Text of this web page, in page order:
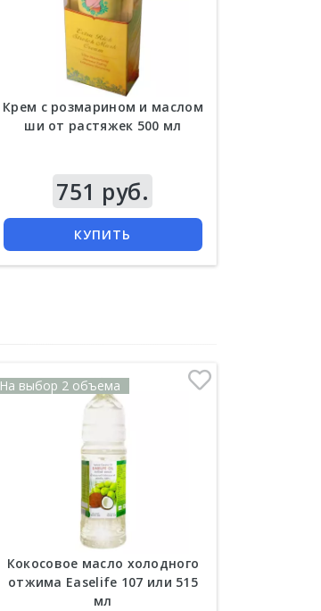
Крем с розмарином и маслом
ши от растяжек 500 мл
751 руб.
КУПИТЬ
На выбор 2 объема
Кокосовое масло холодного
отжима Easelife 107 или 515
мл